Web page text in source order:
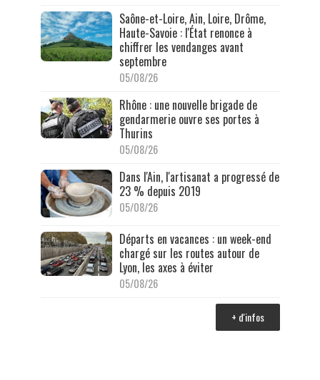
Saône-et-Loire, Ain, Loire, Drôme,
Haute-Savoie : l'État renonce à
chiffrer les vendanges avant
septembre
05/08/26
Rhône : une nouvelle brigade de
gendarmerie ouvre ses portes à
Thurins
05/08/26
Dans l'Ain, l'artisanat a progressé de
23 % depuis 2019
05/08/26
Départs en vacances : un week-end
chargé sur les routes autour de
Lyon, les axes à éviter
05/08/26
+ d'infos